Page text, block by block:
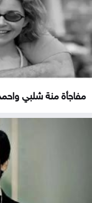
مفاجأة منة شلبي